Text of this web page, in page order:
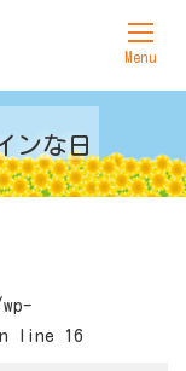
ンな日
line 16